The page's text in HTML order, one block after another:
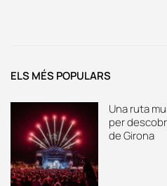
ELS MÉS POPULARS
Una ruta
per
de Girona